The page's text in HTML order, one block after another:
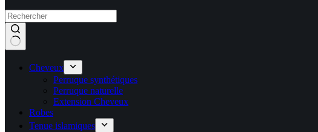
Cheveux
Perruque synthétiques
Perruque naturelle
Extension Cheveux
Robes
Tenue islamiques